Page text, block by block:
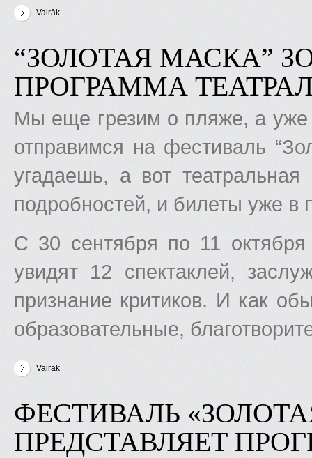
Vairāk
“ЗОЛОТАЯ МАСКА”
ПРОГРАММА
Мы еще грезим о пляже, а уже
отправимся на фестиваль
угадаешь, а вот
подробностей, и билеты уже в
С 30 сентября по 11
увидят 12 спектаклей,
признание критиков. И как
образовательные,
Vairāk
ФЕСТИВАЛЬ
ПРЕДСТАВЛЯЕТ